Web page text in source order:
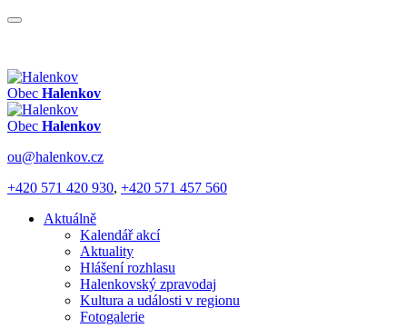
Obec Halenkov
Obec Halenkov
ou@halenkov.cz
+420 571 420 930, +420 571 457 560
Aktuálně
Kalendář akcí
Aktuality
Hlášení rozhlasu
Halenkovský zpravodaj
Kultura a události v regionu
Fotogalerie